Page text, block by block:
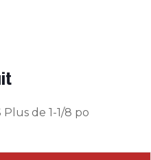
de 1-1/8 po